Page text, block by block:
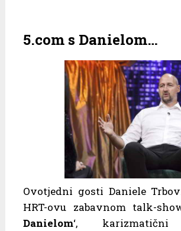
5.com s Danielom…
Ovotjedni gosti Daniele
HRT-ovu zabavnom talk-
Danielom‘, karizmatični